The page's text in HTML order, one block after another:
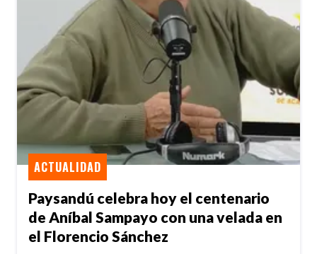
Paysandú celebra hoy el centenario
de Aníbal Sampayo con una velada en
el Florencio Sánchez
ACTUALIDAD